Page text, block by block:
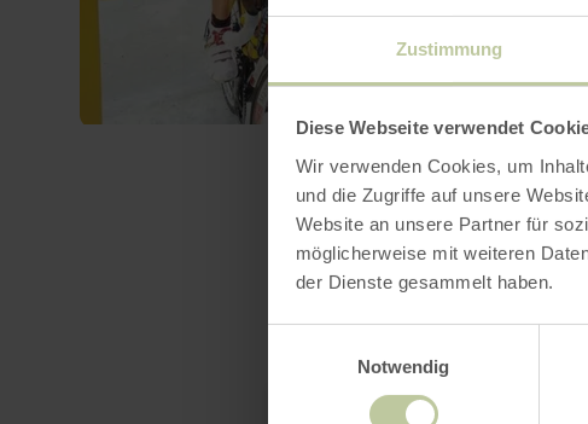
Zustimmung
Diese Webseite verwendet
Wir verwenden Cookies, um
und die Zugriffe auf unsere
Website an unsere Partner für
möglicherweise mit weiteren
der Dienste gesammelt haben.
Notwendig